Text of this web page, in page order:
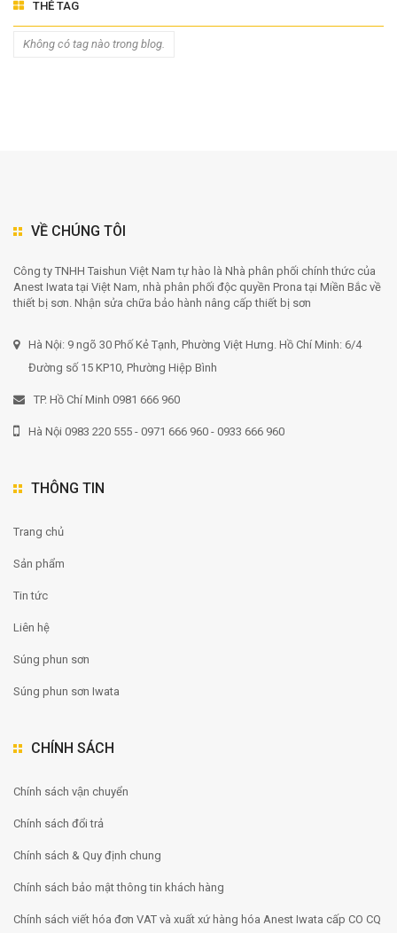
THẺ TAG
Không có tag nào trong blog.
VỀ CHÚNG TÔI
Công ty TNHH Taishun Việt Nam tự hào là Nhà phân phối chính thức của
Anest Iwata tại Việt Nam, nhà phân phối độc quyền Prona tại Miền Bắc về
thiết bị sơn. Nhận sửa chữa bảo hành nâng cấp thiết bị sơn
Hà Nội: 9 ngõ 30 Phố Kẻ Tạnh, Phường Việt Hưng. Hồ Chí Minh: 6/4
Đường số 15 KP10, Phường Hiệp Bình
TP. Hồ Chí Minh 0981 666 960
Hà Nội 0983 220 555 - 0971 666 960 - 0933 666 960
THÔNG TIN
Trang chủ
Sản phẩm
Tin tức
Liên hệ
Súng phun sơn
Súng phun sơn Iwata
CHÍNH SÁCH
Chính sách vận chuyển
Chính sách đổi trả
Chính sách & Quy định chung
Chính sách bảo mật thông tin khách hàng
Chính sách viết hóa đơn VAT và xuất xứ hàng hóa Anest Iwata cấp CO CQ